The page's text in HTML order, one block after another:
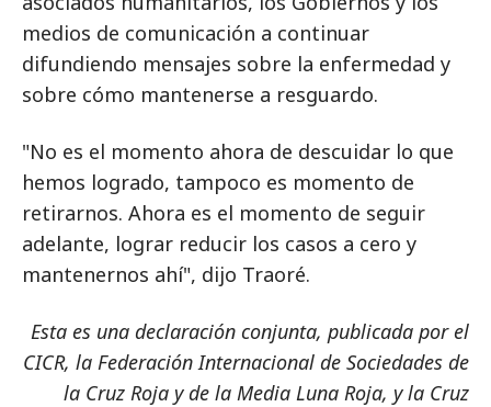
medios de comunicación a continuar
difundiendo mensajes sobre la enfermedad y
sobre cómo mantenerse a resguardo.
"No es el momento ahora de descuidar lo que
hemos logrado, tampoco es momento de
retirarnos. Ahora es el momento de seguir
adelante, lograr reducir los casos a cero y
mantenernos ahí", dijo Traoré.
Esta es una declaración conjunta, publicada por el
CICR, la Federación Internacional de Sociedades de
la Cruz Roja y de la Media Luna Roja, y la Cruz